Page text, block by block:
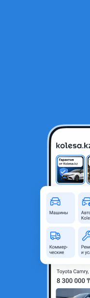
Тяга задней подвески
Код запчасти
Комментарий